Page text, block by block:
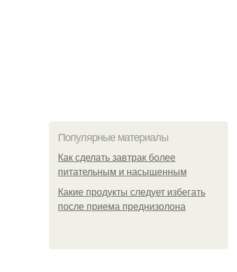
Популярные материалы
Как сделать завтрак более
питательным и насыщенным
Какие продукты следует избегать
после приема преднизолона